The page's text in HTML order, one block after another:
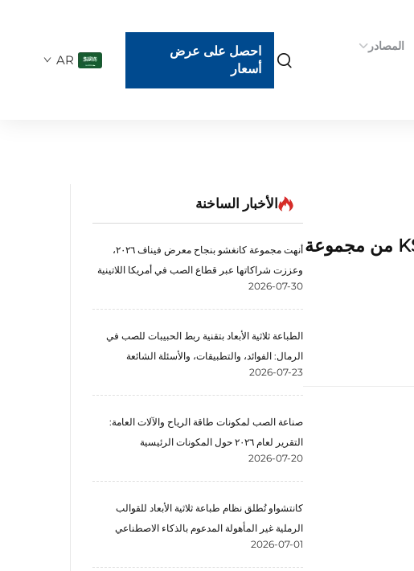
المصادر
احصل على عرض
أسعار
AR
اكتشف مجمل عملية التشغيل الخاصة بآلة طباعة الرمال ثلاثية الأبعاد KSS1800B من مجموعة
الأخبار الساخنة
أنهت مجموعة كانغشو بنجاح معرض فيناف ٢٠٢٦،
وعززت شراكاتها عبر قطاع الصب في أمريكا اللاتينية
2026-07-30
الطباعة ثلاثية الأبعاد بتقنية ربط الحبيبات للصب في
الرمال: الفوائد، والتطبيقات، والأسئلة الشائعة
2026-07-23
صناعة الصب لمكونات طاقة الرياح والآلات العامة:
التقرير لعام ٢٠٢٦ حول المكونات الرئيسية
2026-07-20
كانتشواو تُطلق نظام طباعة ثلاثية الأبعاد للقوالب
الرملية غير المأهولة المدعوم بالذكاء الاصطناعي
2026-07-01